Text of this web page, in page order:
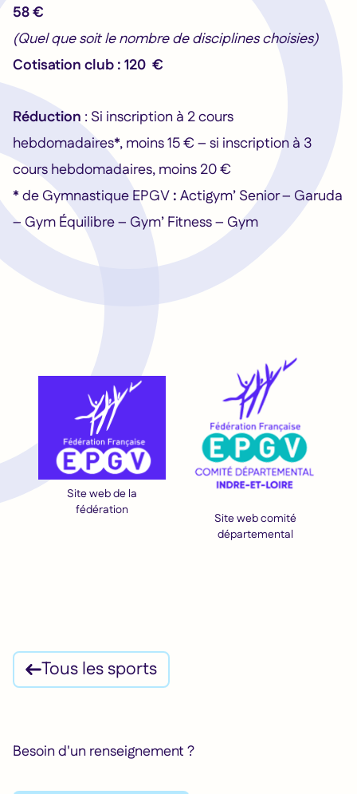
58 €
(Quel que soit le nombre de disciplines choisies)
Cotisation club : 120 €
Réduction : Si inscription à 2 cours
hebdomadaires*, moins 15 € – si inscription à 3
cours hebdomadaires, moins 20 €
* de Gymnastique EPGV:Actigym’ Senior – Garuda
– Gym Équilibre – Gym’ Fitness – Gym
Site web de la
fédération
Site web comité
départemental
Tous les sports
Besoin d'un renseignement ?